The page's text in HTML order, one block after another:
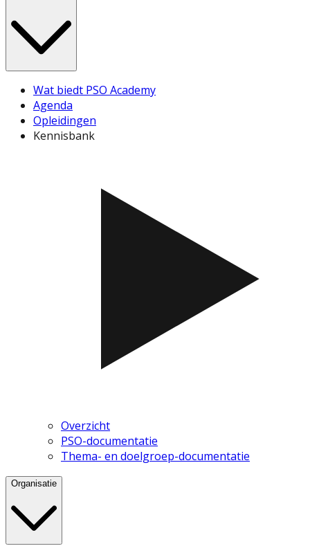
Wat biedt PSO Academy
Agenda
Opleidingen
Kennisbank
Overzicht
PSO-documentatie
Thema- en doelgroep-documentatie
Organisatie